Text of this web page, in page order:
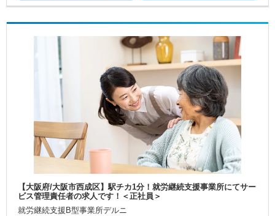
【大阪府/大阪市西成区】駅チカ1分！就労継続支援事業所にてサー
ビス管理責任者の求人です！＜正社員＞
就労継続支援B型事業所デルニ